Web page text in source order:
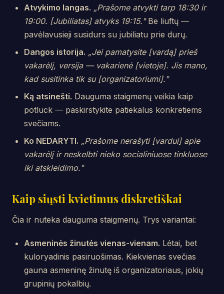
Atvykimo langas. „Prašome atvykti tarp 18:30 ir
19:00. [Jubiliatas] atvyks 19:15."Be liuftų —
pavėlavusieji susidurs su jubiliatu prie durų.
Dangos istorija. „Jei pamatysite [vardą] prieš
vakarėlį, versija — vakarienė [vietoje]. Jis mano,
kad susitinka tik su [organizatoriumi]."
Ką atsinešti. Dauguma staigmenų veikia kaip
potluck — paskirstykite patiekalus konkretiems
svečiams.
Ko NEDARYTI. „Prašome nerašyti [vardui] apie
vakarėlį ir neskelbti nieko socialiniuose tinkluose
iki atskleidimo."
Kaip siųsti kvietimus diskretiškai
Čia ir nuteka dauguma staigmenų. Trys variantai:
Asmeninės žinutės vienas-vienam. Lėtai, bet
kuloryadinis pasiruošimas. Kiekvienas svečias
gauna asmeninę žinutę iš organizatoriaus, jokių
grupinių pokalbių.